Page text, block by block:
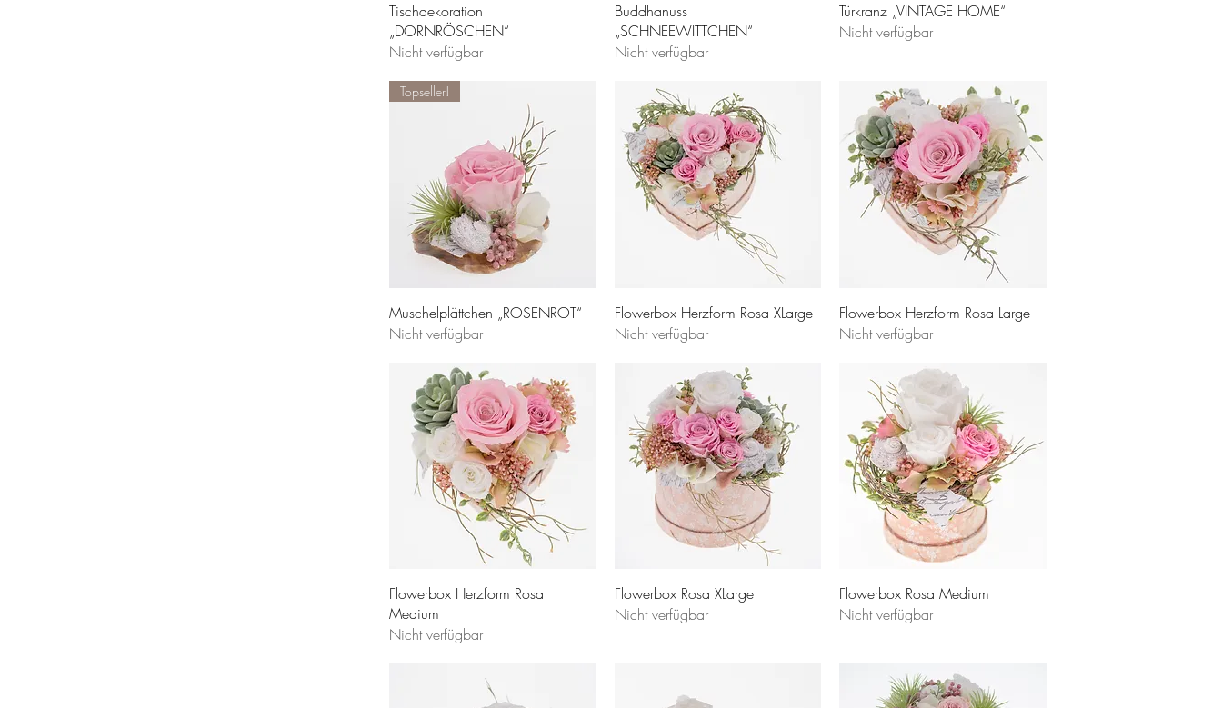
Tischdekoration
„DORNRÖSCHEN“
Nicht verfügbar
Buddhanuss
„SCHNEEWITTCHEN“
Nicht verfügbar
Türkranz „VINTAGE HOME“
Nicht verfügbar
Topseller!
Muschelplättchen „ROSENROT“
Nicht verfügbar
Flowerbox Herzform Rosa XLarge
Nicht verfügbar
Flowerbox Herzform Rosa Large
Nicht verfügbar
Flowerbox Herzform Rosa
Medium
Nicht verfügbar
Flowerbox Rosa XLarge
Nicht verfügbar
Flowerbox Rosa Medium
Nicht verfügbar